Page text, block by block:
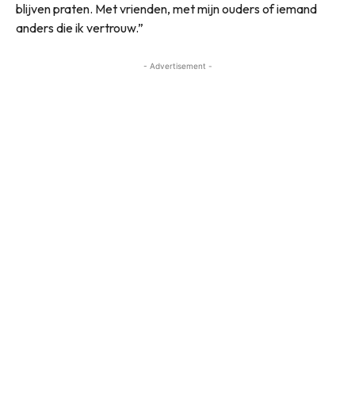
blijven praten. Met vrienden, met mijn ouders of iemand
anders die ik vertrouw.”
- Advertisement -